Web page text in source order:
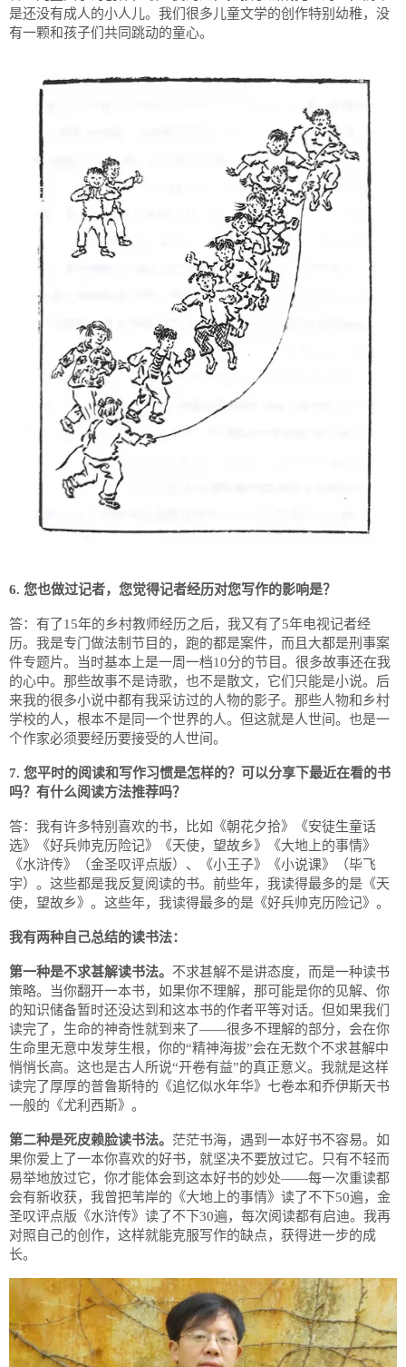
是还没有成人的小人儿。我们很多儿童文学的创作特别幼稚，没
有一颗和孩子们共同跳动的童心。
6. 您也做过记者，您觉得记者经历对您写作的影响是？
答：有了15年的乡村教师经历之后，我又有了5年电视记者经
历。我是专门做法制节目的，跑的都是案件，而且大都是刑事案
件专题片。当时基本上是一周一档10分的节目。很多故事还在我
的心中。那些故事不是诗歌，也不是散文，它们只能是小说。后
来我的很多小说中都有我采访过的人物的影子。那些人物和乡村
学校的人，根本不是同一个世界的人。但这就是人世间。也是一
个作家必须要经历要接受的人世间。
7. 您平时的阅读和写作习惯是怎样的？可以分享下最近在看的书
吗？有什么阅读方法推荐吗？
答：我有许多特别喜欢的书，比如《朝花夕拾》《安徒生童话
选》《好兵帅克历险记》《天使，望故乡》《大地上的事情》
《水浒传》（金圣叹评点版）、《小王子》《小说课》（毕飞
宇）。这些都是我反复阅读的书。前些年，我读得最多的是《天
使，望故乡》。这些年，我读得最多的是《好兵帅克历险记》。
我有两种自己总结的读书法：
第一种是不求甚解读书法。 不求甚解不是讲态度，而是一种读书
策略。当你翻开一本书，如果你不理解，那可能是你的见解、你
的知识储备暂时还没达到和这本书的作者平等对话。但如果我们
读完了，生命的神奇性就到来了——很多不理解的部分，会在你
生命里无意中发芽生根，你的“精神海拔”会在无数个不求甚解中
悄悄长高。这也是古人所说“开卷有益”的真正意义。我就是这样
读完了厚厚的普鲁斯特的《追忆似水年华》七卷本和乔伊斯天书
一般的《尤利西斯》。
第二种是死皮赖脸读书法。 茫茫书海，遇到一本好书不容易。如
果你爱上了一本你喜欢的好书，就坚决不要放过它。只有不轻而
易举地放过它，你才能体会到这本好书的妙处——每一次重读都
会有新收获，我曾把苇岸的《大地上的事情》读了不下50遍，金
圣叹评点版《水浒传》读了不下30遍，每次阅读都有启迪。我再
对照自己的创作，这样就能克服写作的缺点，获得进一步的成
长。